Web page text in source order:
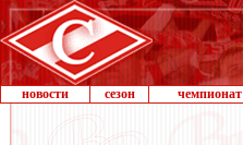
новости сезон чемпионат